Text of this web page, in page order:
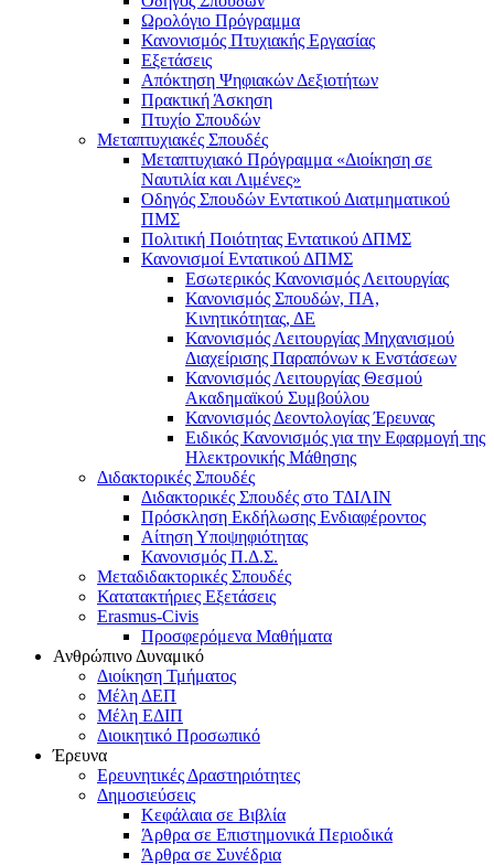
Ωρολόγιο Πρόγραμμα
Κανονισμός Πτυχιακής Εργασίας
Εξετάσεις
Απόκτηση Ψηφιακών Δεξιοτήτων
Πρακτική Άσκηση
Πτυχίο Σπουδών
Μεταπτυχιακές Σπουδές
Μεταπτυχιακό Πρόγραμμα «Διοίκηση σε
Ναυτιλία και Λιμένες»
Οδηγός Σπουδών Εντατικού Διατμηματικού
ΠΜΣ
Πολιτική Ποιότητας Εντατικού ΔΠΜΣ
Κανονισμοί Εντατικού ΔΠΜΣ
Εσωτερικός Κανονισμός Λειτουργίας
Κανονισμός Σπουδών, ΠΑ,
Κινητικότητας, ΔΕ
Κανονισμός Λειτουργίας Μηχανισμού
Διαχείρισης Παραπόνων κ Ενστάσεων
Κανονισμός Λειτουργίας Θεσμού
Ακαδημαϊκού Συμβούλου
Κανονισμός Δεοντολογίας Έρευνας
Ειδικός Κανονισμός για την Εφαρμογή της
Ηλεκτρονικής Μάθησης
Διδακτορικές Σπουδές
Διδακτορικές Σπουδές στο ΤΔΙΛΙΝ
Πρόσκληση Εκδήλωσης Ενδιαφέροντος
Αίτηση Υποψηφιότητας
Κανονισμός Π.Δ.Σ.
Μεταδιδακτορικές Σπουδές
Κατατακτήριες Εξετάσεις
Erasmus-Civis
Προσφερόμενα Μαθήματα
Ανθρώπινο Δυναμικό
Διοίκηση Τμήματος
Μέλη ΔΕΠ
Μέλη ΕΔΙΠ
Διοικητικό Προσωπικό
Έρευνα
Ερευνητικές Δραστηριότητες
Δημοσιεύσεις
Κεφάλαια σε Βιβλία
Άρθρα σε Επιστημονικά Περιοδικά
Άρθρα σε Συνέδρια